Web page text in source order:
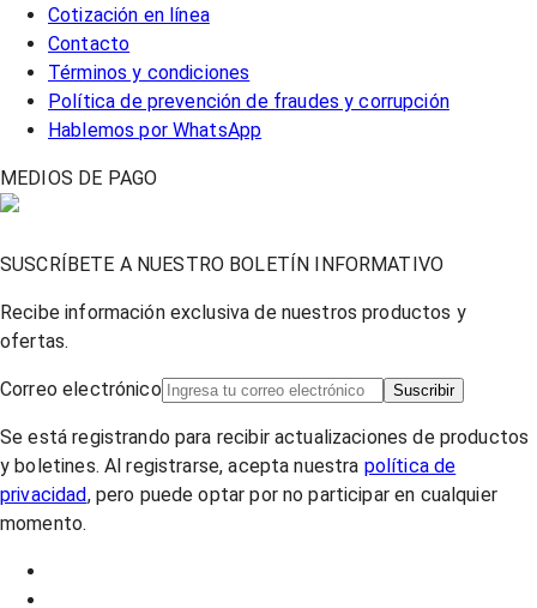
Cotización en línea
Contacto
Términos y condiciones
Política de prevención de fraudes y corrupción
Hablemos por WhatsApp
MEDIOS DE PAGO
SUSCRÍBETE A NUESTRO BOLETÍN INFORMATIVO
Recibe información exclusiva de nuestros productos y
ofertas.
Correo electrónico Suscribir
Se está registrando para recibir actualizaciones de productos
y boletines. Al registrarse, acepta nuestra política de
privacidad, pero puede optar por no participar en cualquier
momento.